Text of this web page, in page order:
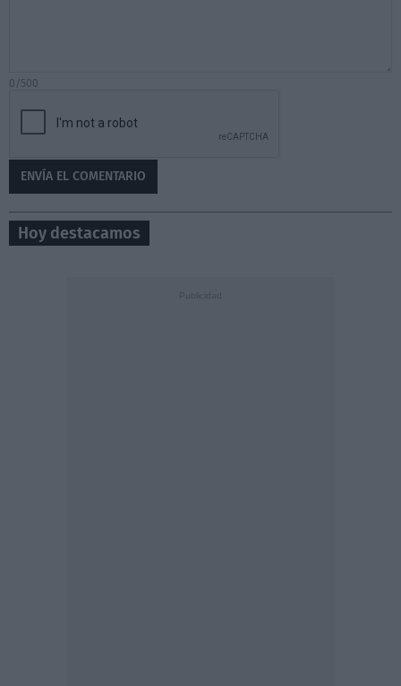
0/500
Hoy destacamos